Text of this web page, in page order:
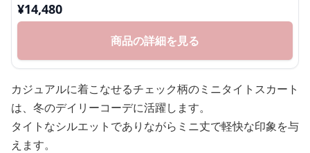
¥14,480
商品の詳細を見る
カジュアルに着こなせるチェック柄のミニタイトスカート
は、冬のデイリーコーデに活躍します。
タイトなシルエットでありながらミニ丈で軽快な印象を与
えます。